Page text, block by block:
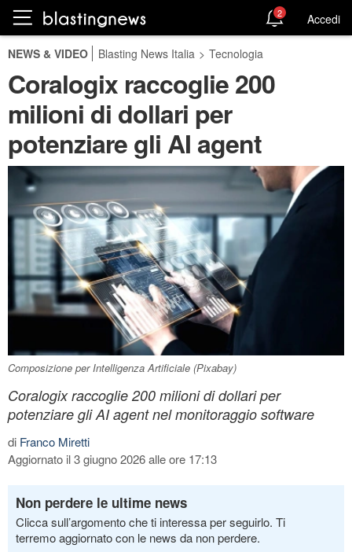
2 Accedi
NEWS & VIDEO Blasting News Italia > Tecnologia
Coralogix raccoglie 200
milioni di dollari per
potenziare gli AI agent
Composizione per Intelligenza Artificiale (Pixabay)
Coralogix raccoglie 200 milioni di dollari per
potenziare gli AI agent nel monitoraggio software
di Franco Miretti
Aggiornato il 3 giugno 2026 alle ore 17:13
Non perdere le ultime news
Clicca sull’argomento che ti interessa per seguirlo. Ti
terremo aggiornato con le news da non perdere.